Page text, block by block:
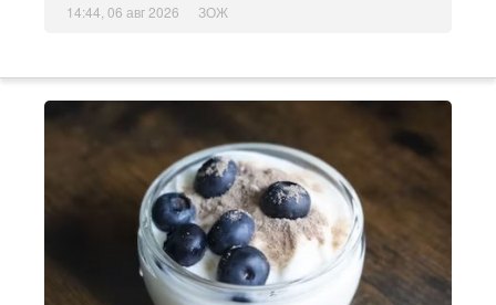
14:44, 06 авг 2026 ЗОЖ